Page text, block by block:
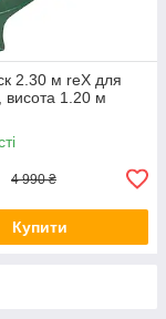
2.30 м reX для
висота 1.20 м
4 990 ₴
Купити